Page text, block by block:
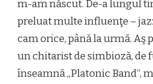
m-am născut. De-a lungul
preluat multe influenţe –
cam orice, până la urmă. Aş
un chitarist de simbioză, de
înseamnă „Platonic Band“,